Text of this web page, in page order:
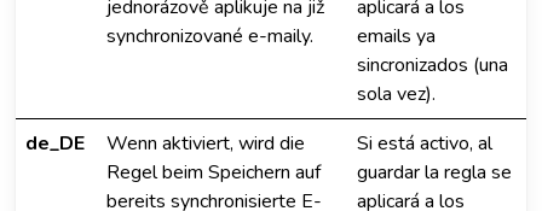
jednorázově aplikuje na již
synchronizované e-maily.
aplicará a los
emails ya
sincronizados (una
sola vez).
de_DE
Wenn aktiviert, wird die
Regel beim Speichern auf
bereits synchronisierte E-
Si está activo, al
guardar la regla se
aplicará a los